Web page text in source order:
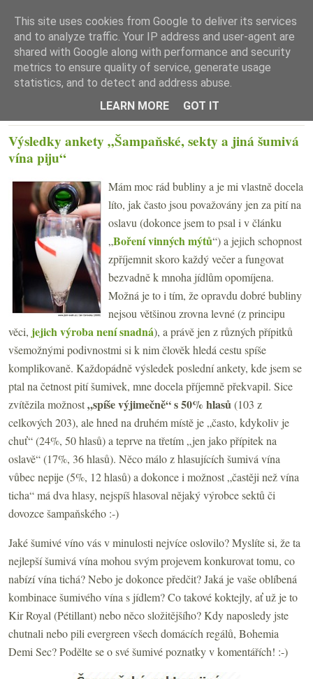
☰ Menu
Výsledky ankety „Šampaňské, sekty a jiná šumivá
vína piju“
Mám moc rád bubliny a je mi vlastně docela
líto, jak často jsou považovány jen za pití na
oslavu (dokonce jsem to psal i v článku
„Boření vinných mýtů“) a jejich schopnost
zpříjemnit skoro každý večer a fungovat
bezvadně k mnoha jídlům opomíjena.
Možná je to i tím, že opravdu dobré bubliny
nejsou většinou zrovna levné (z principu
věci, jejich výroba není snadná), a právě jen z různých přípitků
všemožnými podivnostmi si k nim člověk hledá cestu spíše
komplikovaně. Každopádně výsledek poslední ankety, kde jsem se
ptal na četnost pití šumivek, mne docela příjemně překvapil. Sice
zvítězila možnost„spíše výjimečně“ s 50% hlasů(103 z
celkových 203), ale hned na druhém místě je „často, kdykoliv je
chuť“ (24%, 50 hlasů) a teprve na třetím „jen jako přípitek na
oslavě“ (17%, 36 hlasů). Něco málo z hlasujících šumivá vína
vůbec nepije (5%, 12 hlasů) a dokonce i možnost „častěji než vína
ticha“ má dva hlasy, nejspíš hlasoval nějaký výrobce sektů či
dovozce šampaňského :-)
Jaké šumivé víno vás v minulosti nejvíce oslovilo? Myslíte si, že ta
nejlepší šumivá vína mohou svým projevem konkurovat tomu, co
nabízí vína tichá? Nebo je dokonce předčit? Jaká je vaše oblíbená
kombinace šumivého vína s jídlem? Co takové koktejly, ať už je to
Kir Royal (Pétillant) nebo něco složitějšího? Kdy naposledy jste
chutnali nebo pili evergreen všech domácích regálů, Bohemia
Demi Sec? Podělte se o své šumivé poznatky v komentářích! :-)
This site uses cookies from Google to deliver its services
and to analyze traffic. Your IP address and user-agent are
shared with Google along with performance and security
metrics to ensure quality of service, generate usage
statistics, and to detect and address abuse.
LEARN MORE
GOT IT